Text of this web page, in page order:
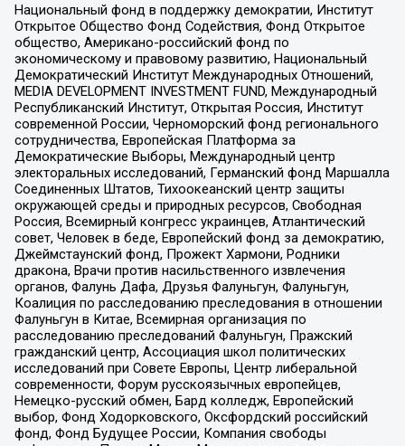
Национальный фонд в поддержку демократии, Институт
Открытое Общество Фонд Содействия, Фонд Открытое
общество, Американо-российский фонд по
экономическому и правовому развитию, Национальный
Демократический Институт Международных Отношений,
MEDIA DEVELOPMENT INVESTMENT FUND, Международный
Республиканский Институт, Открытая Россия, Институт
современной России, Черноморский фонд регионального
сотрудничества, Европейская Платформа за
Демократические Выборы, Международный центр
электоральных исследований, Германский фонд Маршалла
Соединенных Штатов, Тихоокеанский центр защиты
окружающей среды и природных ресурсов, Свободная
Россия, Всемирный конгресс украинцев, Атлантический
совет, Человек в беде, Европейский фонд за демократию,
Джеймстаунский фонд, Прожект Хармони, Родники
дракона, Врачи против насильственного извлечения
органов, Фалунь Дафа, Друзья Фалуньгун, Фалуньгун,
Коалиция по расследованию преследования в отношении
Фалуньгун в Китае, Всемирная организация по
расследованию преследований Фалуньгун, Пражский
гражданский центр, Ассоциация школ политических
исследований при Совете Европы, Центр либеральной
современности, Форум русскоязычных европейцев,
Немецко-русский обмен, Бард колледж, Европейский
выбор, Фонд Ходорковского, Оксфордский российский
фонд, Фонд Будущее России, Компания свободы